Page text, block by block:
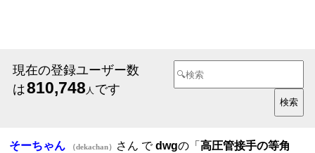
現在の登録ユーザー数
は810,748 人 です
そーちゃん （dekachan） さん でdwgの「高圧管接手の等角